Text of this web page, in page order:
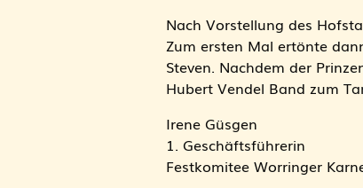
Nach Vorstellung des
Zum ersten Mal ertönte
Steven. Nachdem der
Hubert Vendel Band zum
Irene Güsgen
1. Geschäftsführerin
Festkomitee Worringer